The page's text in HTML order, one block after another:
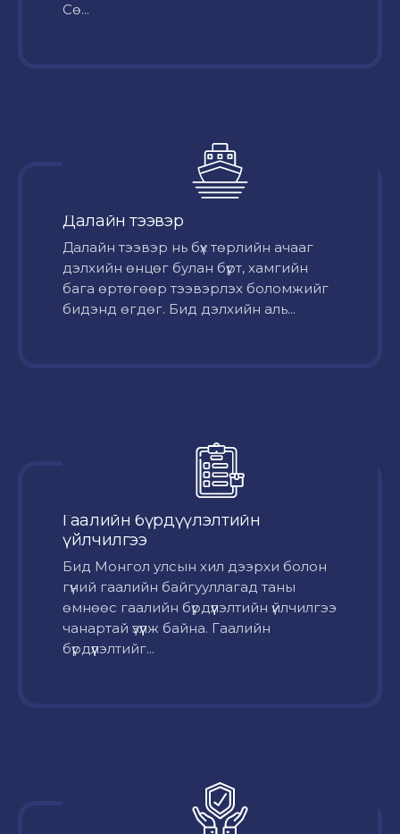
Сө...
Далайн тээвэр
Далайн тээвэр нь бүх төрлийн ачааг
дэлхийн өнцөг булан бүрт, хамгийн
бага өртөгөөр тээвэрлэх боломжийг
бидэнд өгдөг. Бид дэлхийн аль...
Гаалийн бүрдүүлэлтийн
үйлчилгээ
Бид Монгол улсын хил дээрхи болон
гүний гаалийн байгууллагад таны
өмнөөс гаалийн бүрдүүлэлтийн үйлчилгээ
чанартай үзүүлж байна. Гаалийн
бүрдүүлэлтийг...